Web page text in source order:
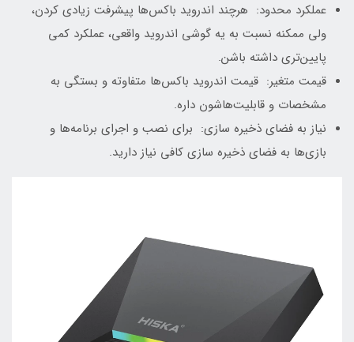
عملکرد محدود: هرچند اندروید باکس‌ها پیشرفت زیادی کردن،
ولی ممکنه نسبت به یه گوشی اندروید واقعی، عملکرد کمی
پایین‌تری داشته باشن.
قیمت متغیر: قیمت اندروید باکس‌ها متفاوته و بستگی به
مشخصات و قابلیت‌هاشون داره.
نیاز به فضای ذخیره سازی: برای نصب و اجرای برنامه‌ها و
بازی‌ها به فضای ذخیره سازی کافی نیاز دارید.